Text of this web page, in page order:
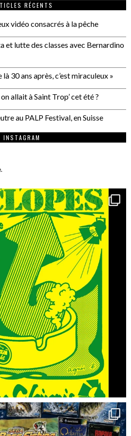
RÉCENTS
vidéo consacrés à la pêche
et lutte des classes avec Bernardino
là 30 ans après, c’est miraculeux »
allait à Saint Trop’ cet été ?
au PALP Festival, en Suisse
INSTAGRAM